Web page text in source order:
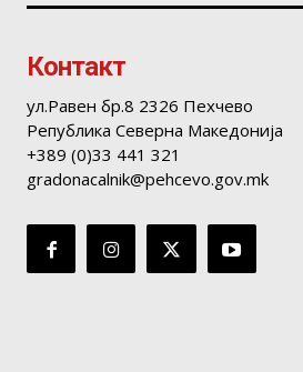
Контакт
ул.Равен бр.8 2326 Пехчево
Република Северна Македонија
+389 (0)33 441 321
gradonacalnik@pehcevo.gov.mk